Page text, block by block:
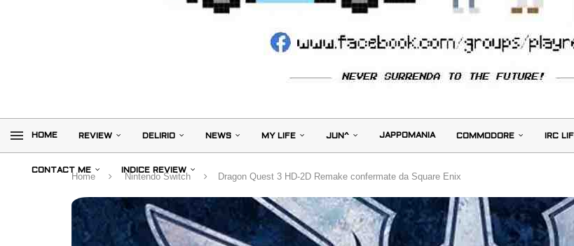
HOME REVIEW DELIRIO NEWS MY LIFE JUN^ JAPPOMANIA COMMODORE IRC
CONTACT ME INDICE REVIEW
Home Nintendo Switch Dragon Quest 3 HD-2D Remake confermate da Square Enix